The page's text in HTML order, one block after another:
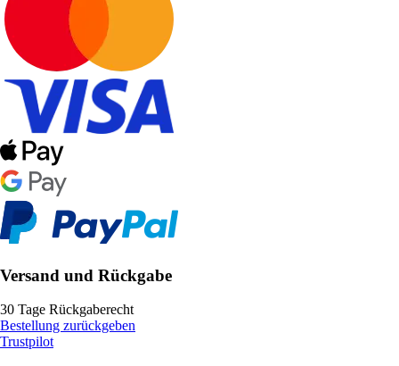
Versand und Rückgabe
30 Tage Rückgaberecht
Bestellung zurückgeben
Trustpilot